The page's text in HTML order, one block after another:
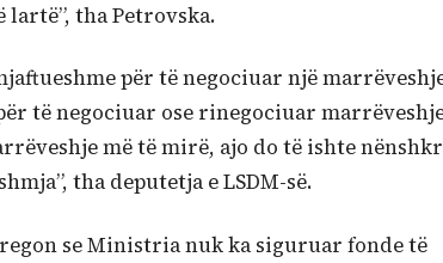
lartë”, tha Petrovska.
për të negociuar një
të negociuar ose rinegociuar
më të mirë, ajo do të ishte
tha deputetja e LSDM-së.
se Ministria nuk ka siguruar fonde të